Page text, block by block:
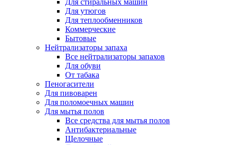
Для стиральных машин
Для утюгов
Для теплообменников
Коммерческие
Бытовые
Нейтрализаторы запаха
Все нейтрализаторы запахов
Для обуви
От табака
Пеногасители
Для пивоварен
Для поломоечных машин
Для мытья полов
Все средства для мытья полов
Антибактериальные
Щелочные